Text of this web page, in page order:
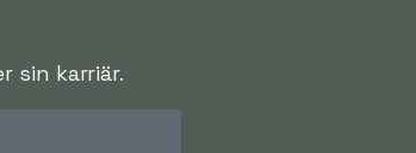
sin karriär.